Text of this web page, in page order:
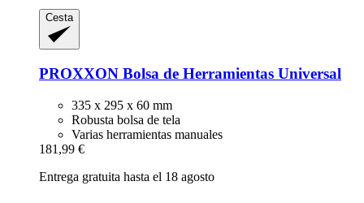
Cesta
PROXXON Bolsa de Herramientas Universal
335 x 295 x 60 mm
Robusta bolsa de tela
Varias herramientas manuales
181,99 €
Entrega gratuita hasta el 18 agosto